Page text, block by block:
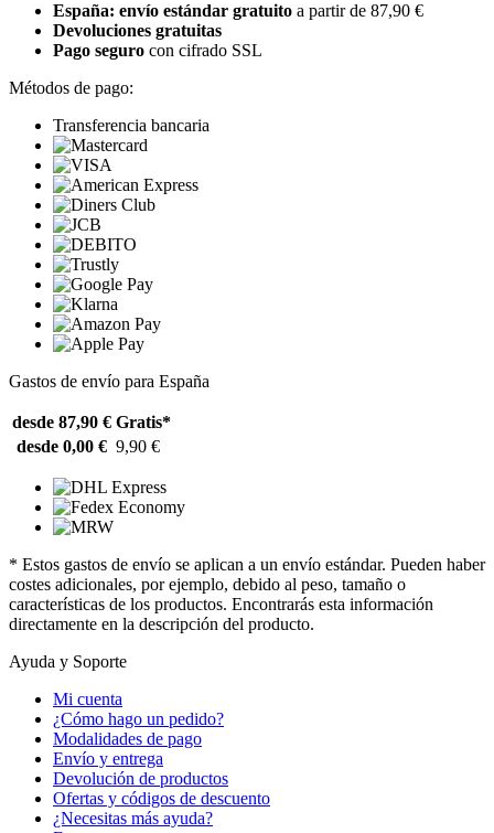
España: envío estándar gratuito a partir de 87,90 €
Devoluciones gratuitas
Pago seguro con cifrado SSL
Métodos de pago:
Transferencia bancaria
Gastos de envío para España
desde 87,90 € Gratis*
desde 0,00 € 9,90 €
* Estos gastos de envío se aplican a un envío estándar. Pueden haber
costes adicionales, por ejemplo, debido al peso, tamaño o
características de los productos. Encontrarás esta información
directamente en la descripción del producto.
Ayuda y Soporte
Mi cuenta
¿Cómo hago un pedido?
Modalidades de pago
Envío y entrega
Devolución de productos
Ofertas y códigos de descuento
¿Necesitas más ayuda?